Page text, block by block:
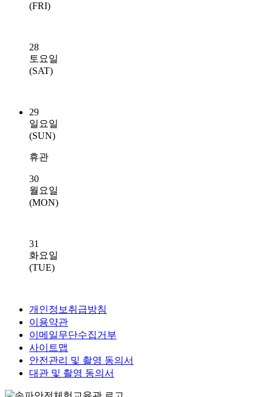
(FRI)
28
토요일
(SAT)
29
일요일
(SUN)
휴관
30
월요일
(MON)
31
화요일
(TUE)
개인정보취급방침
이용약관
이메일무단수집거부
사이트맵
안전관리 및 촬영 동의서
대관 및 촬영 동의서